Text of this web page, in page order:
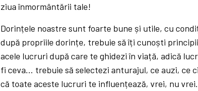
ziua înmormântării tale!
Dorințele noastre sunt foarte bune și utile, cu
după propriile dorințe, trebuie să îți cunoști
acele lucruri după care te ghidezi în viață, adică
fi ceva… trebuie să selectezi anturajul, ce auzi, ce
că toate aceste lucruri te influențează, vrei, nu